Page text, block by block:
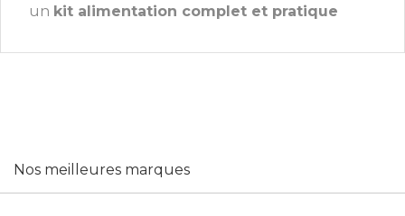
un kit alimentation complet et pratique
Nos meilleures marques